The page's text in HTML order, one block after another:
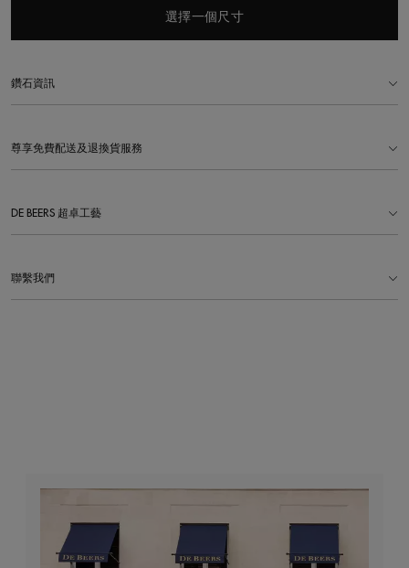
選擇一個尺寸
鑽石資訊
尊享免費配送及退換貨服務
DE BEERS 超卓工藝
聯繫我們